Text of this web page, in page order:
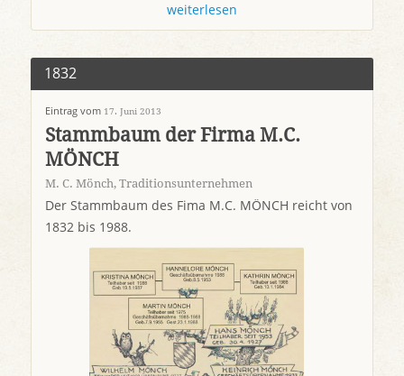
weiterlesen
1832
Eintrag vom 17. Juni 2013
Stammbaum der Firma M.C.
MÖNCH
M. C. Mönch, Traditionsunternehmen
Der Stammbaum des Fima M.C. MÖNCH reicht von
1832 bis 1988.